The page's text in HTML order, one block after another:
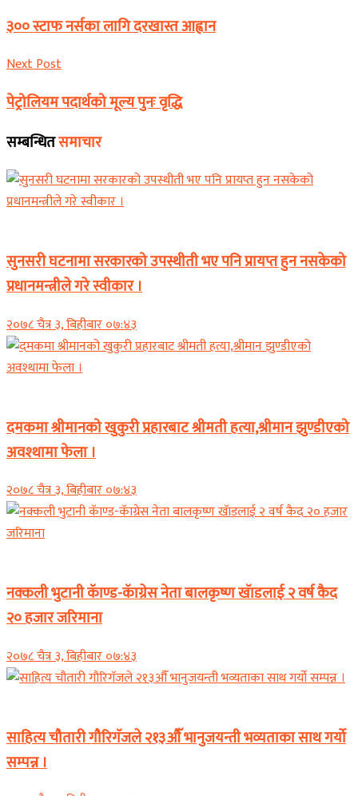
३०० स्टाफ नर्सका लागि दरखास्त आह्वान
Next Post
पेट्रोलियम पदार्थको मूल्य पुनः वृद्धि
सम्बन्धितसमाचार
सुनसरी घटनामा सरकारको उपस्थीती भए पनि प्रायप्त हुन नसकेको
प्रधानमन्त्रीले गरे स्वीकार ।
२०७८ चैत्र ३, बिहीबार ०७:४३
दमकमा श्रीमानको खुकुरी प्रहारबाट श्रीमती हत्या,श्रीमान झुण्डीएको
अवश्थामा फेला ।
२०७८ चैत्र ३, बिहीबार ०७:४३
नक्कली भुटानी कॅाण्ड-कॅाग्रेस नेता बालकृष्ण खॅाडलाई २ वर्ष कैद
२० हजार जरिमाना
२०७८ चैत्र ३, बिहीबार ०७:४३
साहित्य चौतारी गौरिगॅजले २१३औॅ भानुजयन्ती भव्यताका साथ गर्यो
सम्पन्न ।